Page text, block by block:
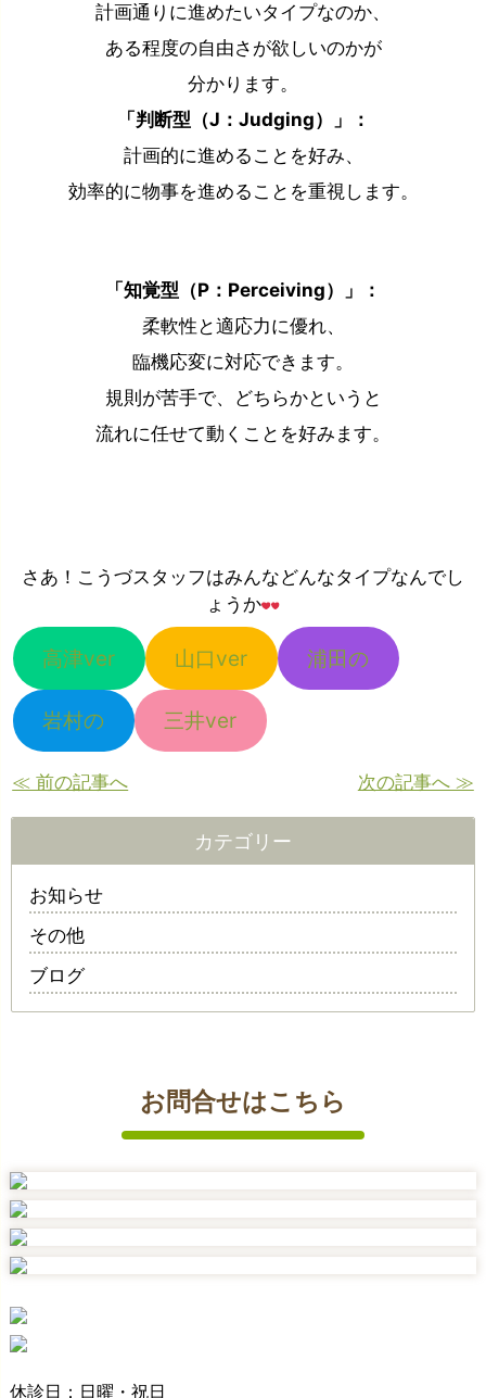
計画通りに進めたいタイプなのか、
ある程度の自由さが欲しいのかが
分かります。
「判断型（J：Judging）」：
計画的に進めることを好み、
効率的に物事を進めることを重視します。
「知覚型（P：Perceiving）」：
柔軟性と適応力に優れ、
臨機応変に対応できます。
規則が苦手で、どちらかというと
流れに任せて動くことを好みます。
さあ！こうづスタッフはみんなどんなタイプなんでし
ょうか
高津ver 山口ver 浦田の
岩村の 三井ver
≪ 前の記事へ 次の記事へ ≫
カテゴリー
お知らせ
その他
ブログ
お問合せはこちら
休診日：日曜・祝日